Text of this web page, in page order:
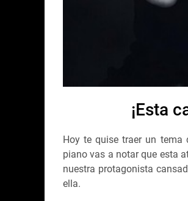
¡Esta
Hoy te quise traer un tema
piano vas a notar que esta
nuestra protagonista
ella.